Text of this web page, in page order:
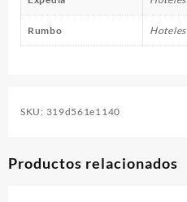
Rumbo
SKU: 319d561e1140
Productos relacionados